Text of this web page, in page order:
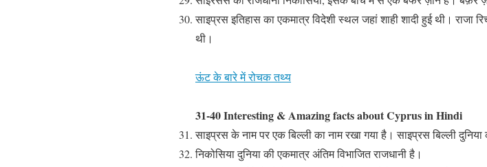
साइप्रस इतिहास का एकमात्र विदेशी स्थल जहां शाही शादी हुई थी। राजा
थी।
ऊंट के बारे में रोचक तथ्य
31-40 Interesting & Amazing facts about Cyprus in Hindi
साइप्रस के नाम पर एक बिल्ली का नाम रखा गया है। साइप्रस बिल्ली
निकोसिया दुनिया की एकमात्र अंतिम विभाजित राजधानी है।